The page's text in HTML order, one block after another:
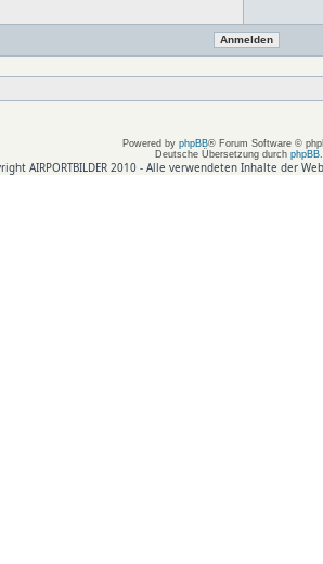
Powered by phpBB® Forum Software ©
Deutsche Übersetzung durch
AIRPORTBILDER 2010 - Alle verwendeten Inhalte der